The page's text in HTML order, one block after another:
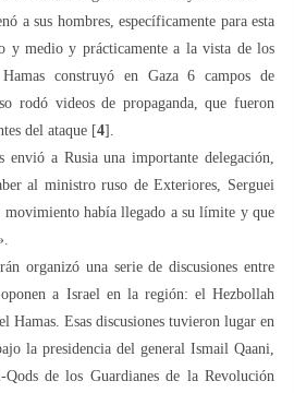
a sus hombres, específicamente para esta
y medio y prácticamente a la vista de los
construyó en Gaza 6 campos de
rodó videos de propaganda, que fueron
del ataque [4].
envió a Rusia una importante delegación,
al ministro ruso de Exteriores, Serguei
había llegado a su límite y que
organizó una serie de discusiones entre
a Israel en la región: el Hezbollah
Hamas. Esas discusiones tuvieron lugar en
la presidencia del general Ismail Qaani,
de los Guardianes de la Revolución